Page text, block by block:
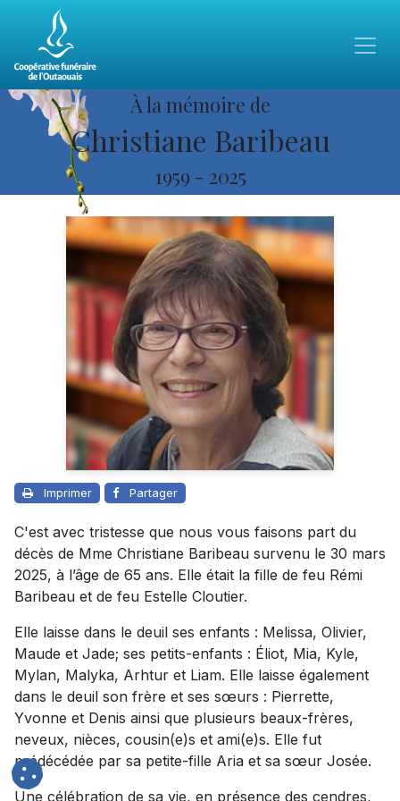
À la mémoire de
Christiane Baribeau
1959 - 2025
Imprimer Partager
C'est avec tristesse que nous vous faisons part du
décès de Mme Christiane Baribeau survenu le 30 mars
2025, à l’âge de 65 ans. Elle était la fille de feu Rémi
Baribeau et de feu Estelle Cloutier.
Elle laisse dans le deuil ses enfants : Melissa, Olivier,
Maude et Jade; ses petits-enfants : Éliot, Mia, Kyle,
Mylan, Malyka, Arhtur et Liam. Elle laisse également
dans le deuil son frère et ses sœurs : Pierrette,
Yvonne et Denis ainsi que plusieurs beaux-frères,
neveux, nièces, cousin(e)s et ami(e)s. Elle fut
prédécédée par sa petite-fille Aria et sa sœur Josée.
Une célébration de sa vie, en présence des cendres,